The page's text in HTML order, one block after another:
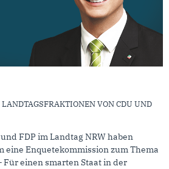
VON CDU UND
FDP im Landtag NRW haben
eine Enquetekommission zum Thema
einen smarten Staat in der